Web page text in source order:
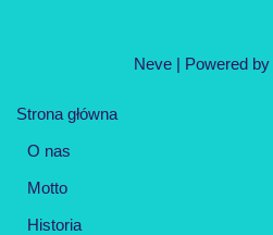
Neve| Powered by
Strona główna
O nas
Motto
Historia